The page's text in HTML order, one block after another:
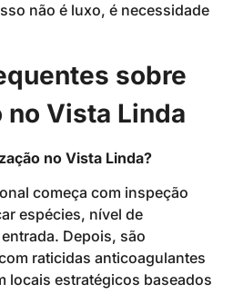
não é luxo, é necessidade
sobre
no Vista Linda
no Vista Linda?
começa com inspeção
espécies, nível de
Depois, são
raticidas anticoagulantes
locais estratégicos baseados